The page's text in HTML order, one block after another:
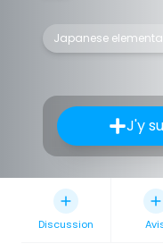
Japanese
J'y
Discussion